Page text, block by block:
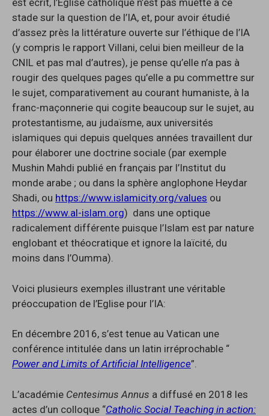
est écrit, l’Eglise catholique n’est pas muette à ce
stade sur la question de l’IA, et, pour avoir étudié
d’assez près la littérature ouverte sur l’éthique de l’IA
(y compris le rapport Villani, celui bien meilleur de la
CNIL et pas mal d’autres), je pense qu’elle n’a pas à
rougir des quelques pages qu’elle a pu commettre sur
le sujet, comparativement au courant humaniste, à la
franc-maçonnerie qui cogite beaucoup sur le sujet, au
protestantisme, au judaïsme, aux universités
islamiques qui depuis quelques années travaillent dur
pour élaborer une doctrine sociale (par exemple
Mushin Mahdi publié en français par l’Institut du
monde arabe ; ou dans la sphère anglophone Heydar
Shadi, ou https://www.islamicity.org/values ou
https://www.al-islam.org) dans une optique
radicalement différente puisque l’Islam est par nature
englobant et théocratique et ignore la laïcité, du
moins dans l’Oumma).
Voici plusieurs exemples illustrant une véritable
préoccupation de l’Eglise pour l’IA:
En décembre 2016, s’est tenue au Vatican une
conférence intitulée dans un latin irréprochable “
Power and Limits of Artificial Intelligence”.
L’académie Centesimus Annus a diffusé en 2018 les
actes d’un colloque “Catholic Social Teaching in action: